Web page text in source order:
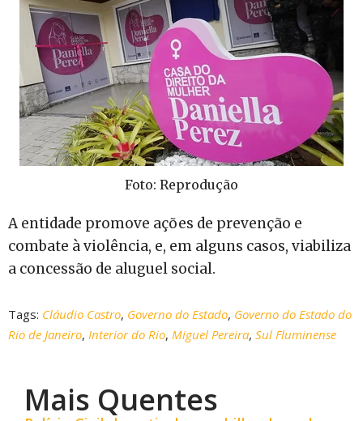
Foto: Reprodução
A entidade promove ações de prevenção e
combate à violência, e, em alguns casos, viabiliza
a concessão de aluguel social.
Tags: Cláudio Castro, Governo do Estado, Governo do Estado do
Rio de Janeiro, Interior do Rio, Miguel Pereira, Sul Fluminense
Mais Quentes